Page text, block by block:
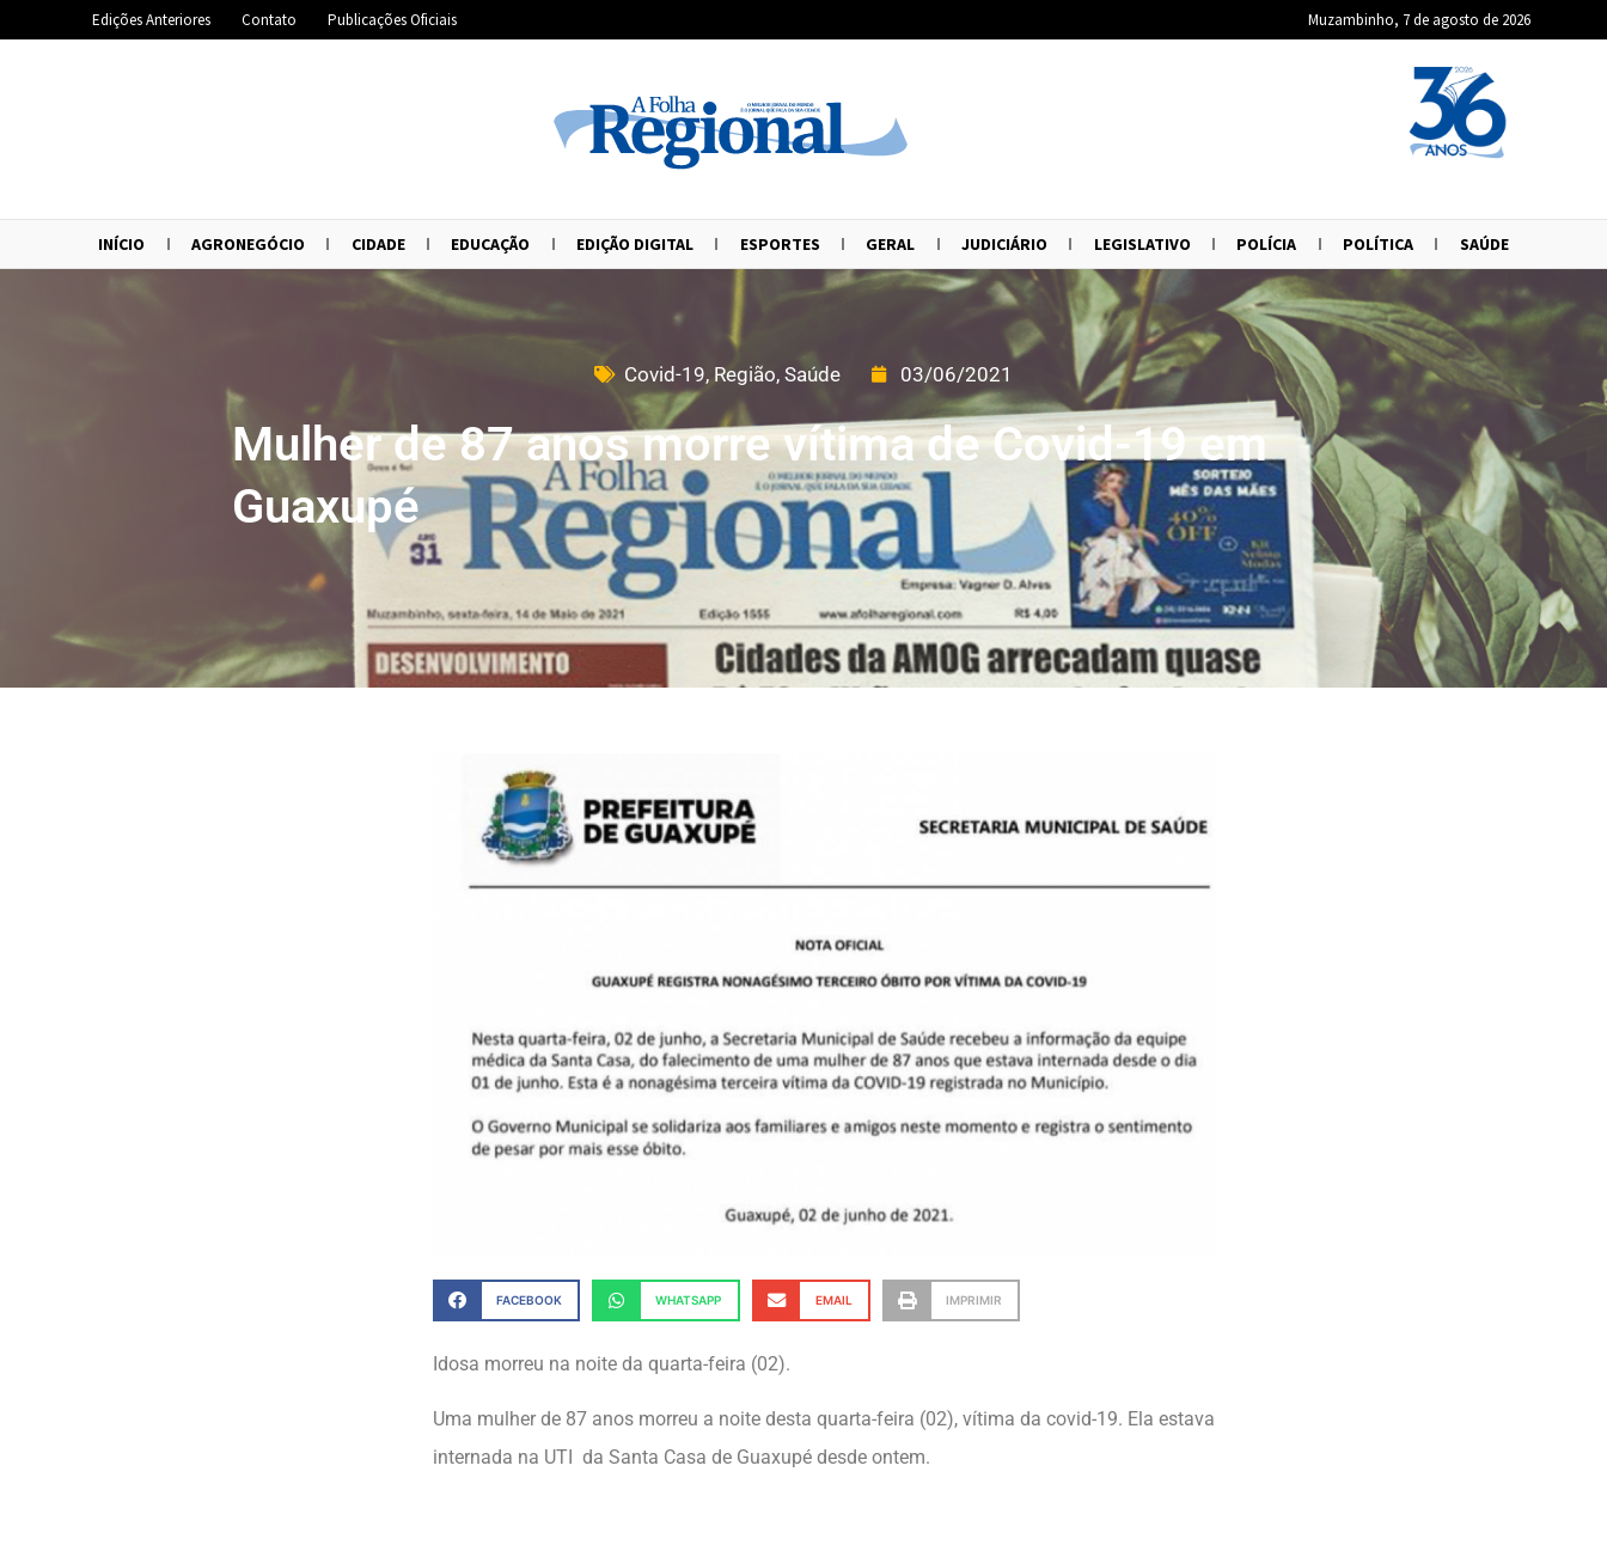
Edições Anteriores Contato Publicações Oficiais Muzambinho, 7 de agosto de 2026
INÍCIO AGRONEGÓCIO CIDADE EDUCAÇÃO EDIÇÃO DIGITAL ESPORTES GERAL JUDICIÁRIO LEGISLATIVO POLÍCIA POLÍTICA SAÚDE
Covid-19, Região, Saúde 03/06/2021
Mulher de 87 anos morre vítima de Covid-19 em
Guaxupé
FACEBOOK WHATSAPP EMAIL IMPRIMIR
Idosa morreu na noite da quarta-feira (02).
Uma mulher de 87 anos morreu a noite desta quarta-feira (02), vítima da covid-19. Ela estava
internada na UTI da Santa Casa de Guaxupé desde ontem.